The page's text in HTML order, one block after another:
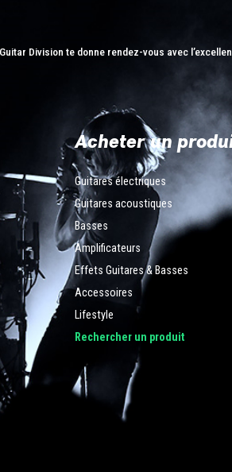
Division te donne rendez-vous avec
Acheter un
Guitares électriques
Guitares acoustiques
Basses
Amplificateurs
Effets Guitares & Basses
Accessoires
Lifestyle
Rechercher un produit